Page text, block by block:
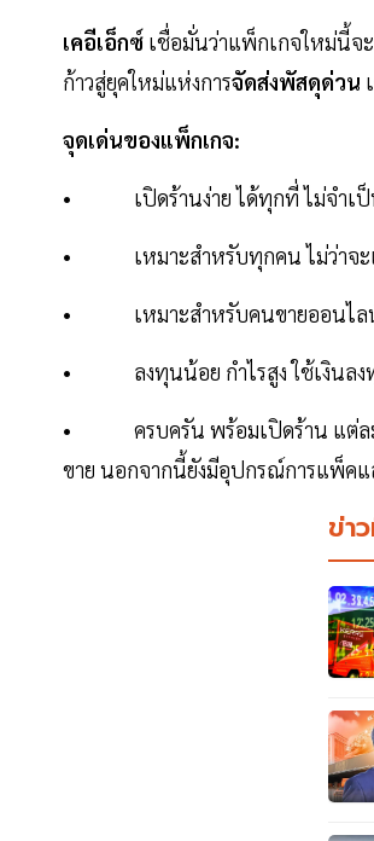
เคอีเอ็กซ์ เชื่อมั่นว่าแพ็กเกจใหม่นี้จ
ก้าวสู่ยุคใหม่แห่งการจัดส่งพัสดุด่วน
จุดเด่นของแพ็กเกจ:
• เปิดร้านง่าย ได้ทุกที่ ไม่จำเป็น
• เหมาะสำหรับทุกคน ไม่ว่าจะเ
• เหมาะสำหรับคนขายออนไลน์
• ลงทุนน้อย กำไรสูง ใช้เงินลงทุ
• ครบครัน พร้อมเปิดร้าน แต่ละแ
ขาย นอกจากนี้ยังมีอุปกรณ์การแพ็ค
ข่า